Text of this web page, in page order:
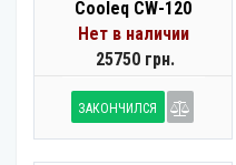
Cooleq CW-120
Нет в наличии
25750 грн.
ЗАКОНЧИЛСЯ